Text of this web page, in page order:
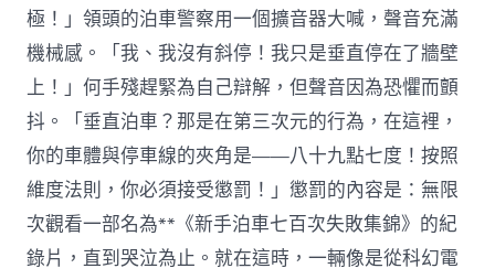
極！」領頭的泊車警察用一個擴音器大喊，聲音充滿
機械感。「我、我沒有斜停！我只是垂直停在了牆壁
上！」何手殘趕緊為自己辯解，但聲音因為恐懼而顫
抖。「垂直泊車？那是在第三次元的行為，在這裡，
你的車體與停車線的夾角是——八十九點七度！按照
維度法則，你必須接受懲罰！」懲罰的內容是：無限
次觀看一部名為**《新手泊車七百次失敗集錦》的紀
錄片，直到哭泣為止。就在這時，一輛像是從科幻電